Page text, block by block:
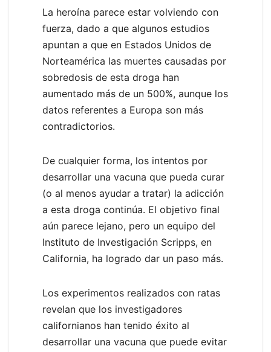
La heroína parece estar volviendo con
fuerza, dado a que algunos estudios
apuntan a que en Estados Unidos de
Norteamérica las muertes causadas por
sobredosis de esta droga han
aumentado más de un 500%, aunque los
datos referentes a Europa son más
contradictorios.
De cualquier forma, los intentos por
desarrollar una vacuna que pueda curar
(o al menos ayudar a tratar) la adicción
a esta droga continúa. El objetivo final
aún parece lejano, pero un equipo del
Instituto de Investigación Scripps, en
California, ha logrado dar un paso más.
Los experimentos realizados con ratas
revelan que los investigadores
californianos han tenido éxito al
desarrollar una vacuna que puede evitar